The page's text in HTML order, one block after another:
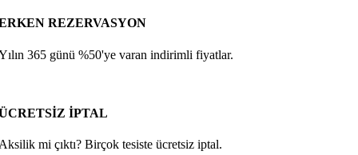
REZERVASYON
365 günü %50'ye varan indirimli fiyatlar.
İPTAL
mi çıktı? Birçok tesiste ücretsiz iptal.